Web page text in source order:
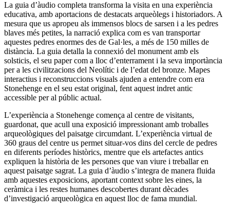
La guia d’àudio completa transforma la visita en una experiència
educativa, amb aportacions de destacats arqueòlegs i historiadors. A
mesura que us apropeu als immensos blocs de sarsen i a les pedres
blaves més petites, la narració explica com es van transportar
aquestes pedres enormes des de Gal·les, a més de 150 milles de
distància. La guia detalla la connexió del monument amb els
solsticis, el seu paper com a lloc d’enterrament i la seva importància
per a les civilitzacions del Neolític i de l’edat del bronze. Mapes
interactius i reconstruccions visuals ajuden a entendre com era
Stonehenge en el seu estat original, fent aquest indret antic
accessible per al públic actual.
L’experiència a Stonehenge comença al centre de visitants,
guardonat, que acull una exposició impressionant amb troballes
arqueològiques del paisatge circumdant. L’experiència virtual de
360 graus del centre us permet situar-vos dins del cercle de pedres
en diferents períodes històrics, mentre que els artefactes antics
expliquen la història de les persones que van viure i treballar en
aquest paisatge sagrat. La guia d’àudio s’integra de manera fluida
amb aquestes exposicions, aportant context sobre les eines, la
ceràmica i les restes humanes descobertes durant dècades
d’investigació arqueològica en aquest lloc de fama mundial.